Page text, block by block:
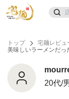
トップ 宅麺レビュ
美味しいラーメンだっ
20代/